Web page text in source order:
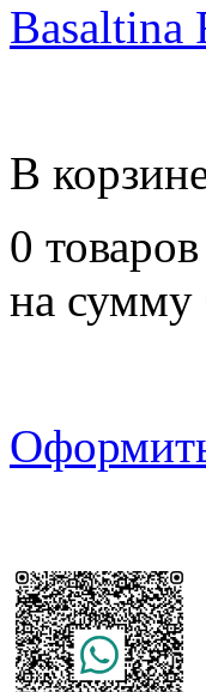
Basaltina
В
0 товаров
на сумму